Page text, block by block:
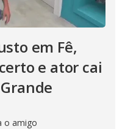
em Fê,
e ator cai
o amigo